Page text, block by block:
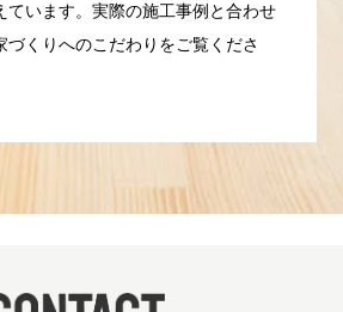
ています。実際の施工事例と合わせ
づくりへのこだわり をご覧くださ